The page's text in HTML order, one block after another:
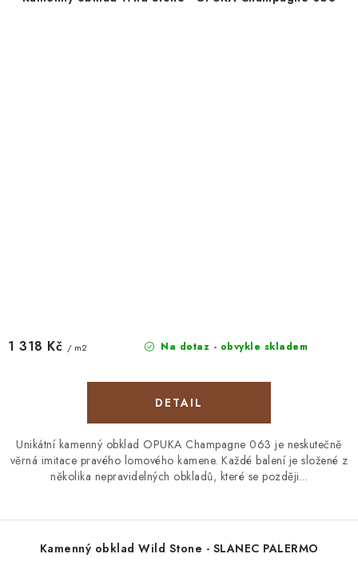
Na dotaz - obvykle skladem
1 318 Kč / m2
Unikátní kamenný obklad OPUKA Champagne 063 je neskutečně
věrná imitace pravého lomového kamene. Každé balení je složené z
několika nepravidelných obkladů, které se později...
Kamenný obklad Wild Stone - SLANEC PALERMO